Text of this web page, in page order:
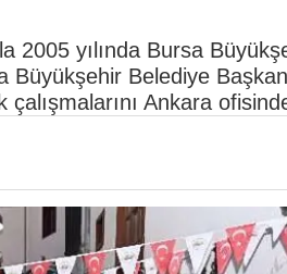
2005 yılında Bursa
Belediye
çalışmalarını Ankara